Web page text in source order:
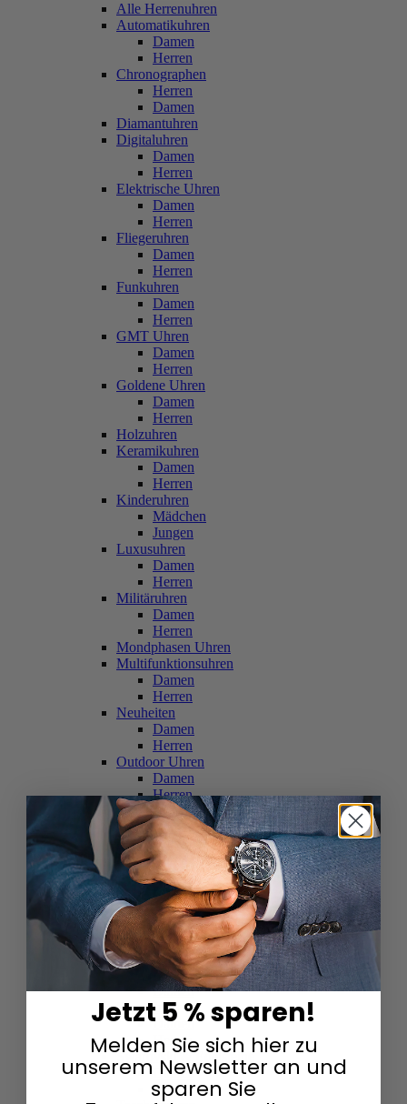
Alle Herrenuhren
Automatikuhren
Damen
Herren
Chronographen
Herren
Damen
Diamantuhren
Digitaluhren
Damen
Herren
Elektrische Uhren
Damen
Herren
Fliegeruhren
Damen
Herren
Funkuhren
Damen
Herren
GMT Uhren
Damen
Herren
Goldene Uhren
Damen
Herren
Holzuhren
Keramikuhren
Damen
Herren
Kinderuhren
Mädchen
Jungen
Luxusuhren
Damen
Herren
Militäruhren
Damen
Herren
Mondphasen Uhren
Multifunktionsuhren
Damen
Herren
Neuheiten
Damen
Herren
Outdoor Uhren
Damen
Herren
Schweizer Uhren
Damen
Herren
Skelettuhren
Damen
Herren
Smartwatches
Damen
Herren
Solaruhren
Herren
Damen
Sportuhren
Damen
Herren
Swarovski & Edelsteine
Damen
Herren
Jetzt 5 % sparen!
Melden Sie sich hier zu
unserem Newsletter an und
sparen Sie